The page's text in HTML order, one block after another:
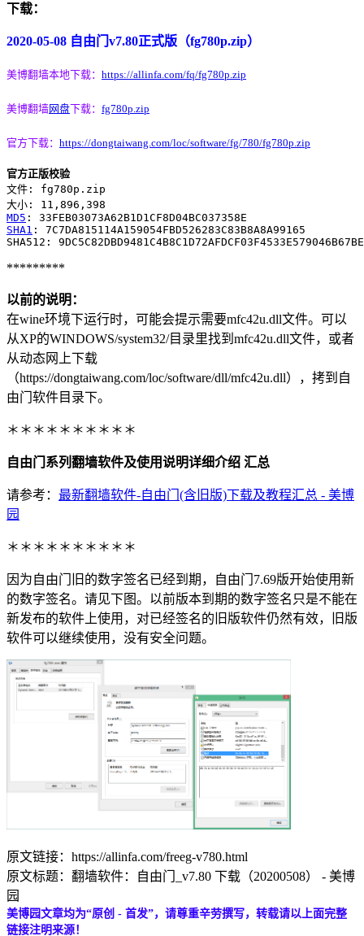
下载：
2020-05-08 自由门v7.80正式版（fg780p.zip）
美博翻墙本地下载： https://allinfa.com/fq/fg780p.zip
美博翻墙网盘下载： fg780p.zip
官方下载： https://dongtaiwang.com/loc/software/fg/780/fg780p.zip
官方正版校验
文件: fg780p.zip
MD5
SHA1 : 7C7DA815114A159054FBD526283C83B8A8A99165
*********
以前的说明：
在wine环境下运行时，可能会提示需要mfc42u.dll文件。可以
从XP的WINDOWS/system32/目录里找到mfc42u.dll文件，或者
从动态网上下载
（https://dongtaiwang.com/loc/software/dll/mfc42u.dll），拷到自
由门软件目录下。
＊＊＊＊＊＊＊＊＊＊
自由门系列翻墙软件及使用说明详细介绍 汇总
请参考： 最新翻墙软件-自由门(含旧版)下载及教程汇总 - 美博
园
＊＊＊＊＊＊＊＊＊＊
因为自由门旧的数字签名已经到期，自由门7.69版开始使用新
的数字签名。请见下图。以前版本到期的数字签名只是不能在
新发布的软件上使用，对已经签名的旧版软件仍然有效，旧版
软件可以继续使用，没有安全问题。
原文链接：https://allinfa.com/freeg-v780.html
原文标题：翻墙软件：自由门_v7.80 下载（20200508） - 美博
园
美博园文章均为“原创 - 首发”，请尊重辛劳撰写，转载请以上面完整
链接注明来源！